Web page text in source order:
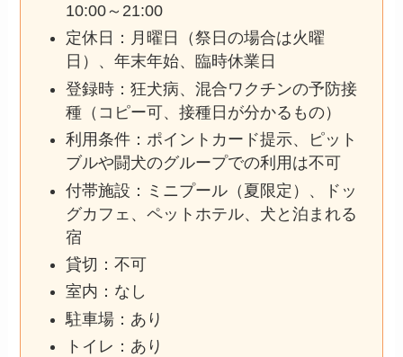
10:00～21:00
定休日：月曜日（祭日の場合は火曜
日）、年末年始、臨時休業日
登録時：狂犬病、混合ワクチンの予防接
種（コピー可、接種日が分かるもの）
利用条件：ポイントカード提示、ピット
ブルや闘犬のグループでの利用は不可
付帯施設：ミニプール（夏限定）、ドッ
グカフェ、ペットホテル、犬と泊まれる
宿
貸切：不可
室内：なし
駐車場：あり
トイレ：あり